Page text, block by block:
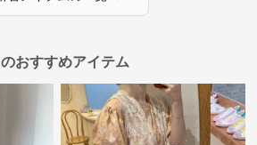
おすすめアイテム